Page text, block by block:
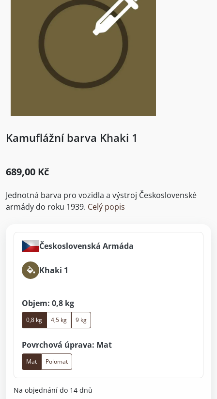
Kamuflážní barva Khaki 1
689,00 Kč
Jednotná barva pro vozidla a výstroj Československé
armády do roku 1939. Celý popis
Československá Armáda
Khaki 1
Objem: 0,8 kg
0,8 kg 4,5 kg 9 kg
Povrchová úprava: Mat
Mat Polomat
Na objednání do 14 dnů